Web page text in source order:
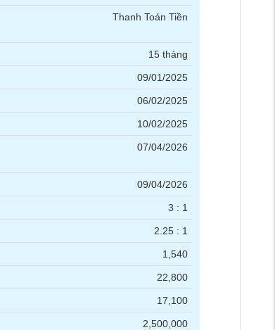
Thanh Toán Tiền
15 tháng
09/01/2025
06/02/2025
10/02/2025
07/04/2026
09/04/2026
3 : 1
2.25 : 1
1,540
22,800
17,100
2,500,000